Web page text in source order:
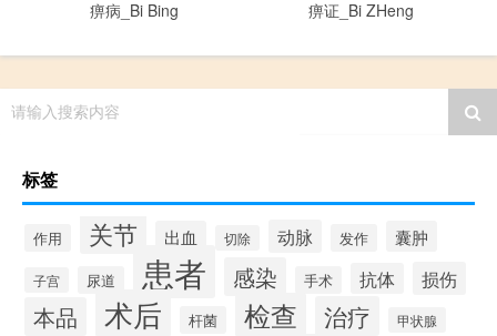
痹病_Bi Bing 痹证_Bi ZHeng
请输入搜索内容
标签
作用 关节 出血 切除 动脉 发作 囊肿
子宫 尿道 患者 感染 手术 抗体 损伤
本品 术后 杆菌 检查 治疗 甲状腺